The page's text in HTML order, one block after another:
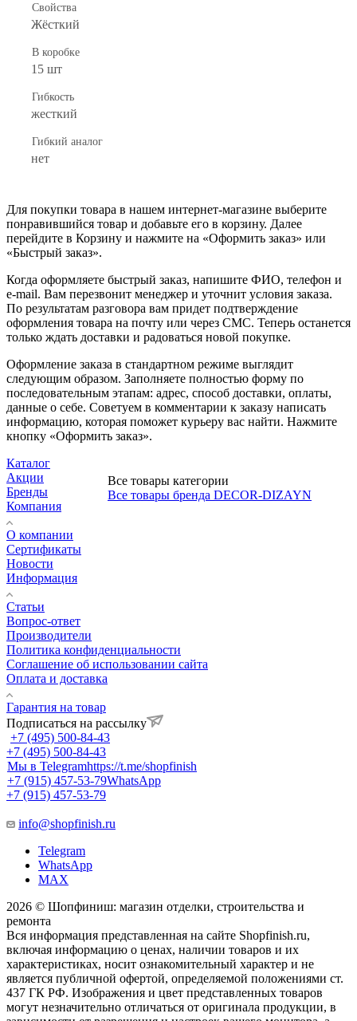
Свойства
Жёсткий
В коробке
15 шт
Гибкость
жесткий
Гибкий аналог
нет
Для покупки товара в нашем интернет-магазине выберите
понравившийся товар и добавьте его в корзину. Далее
перейдите в Корзину и нажмите на «Оформить заказ» или
«Быстрый заказ».
Когда оформляете быстрый заказ, напишите ФИО, телефон и
e-mail. Вам перезвонит менеджер и уточнит условия заказа.
По результатам разговора вам придет подтверждение
оформления товара на почту или через СМС. Теперь останется
только ждать доставки и радоваться новой покупке.
Оформление заказа в стандартном режиме выглядит
следующим образом. Заполняете полностью форму по
последовательным этапам: адрес, способ доставки, оплаты,
данные о себе. Советуем в комментарии к заказу написать
информацию, которая поможет курьеру вас найти. Нажмите
кнопку «Оформить заказ».
Все товары категории
Все товары бренда DECOR-DIZAYN
Каталог
Акции
Бренды
Компания
О компании
Сертификаты
Новости
Информация
Статьи
Вопрос-ответ
Производители
Политика конфиденциальности
Соглашение об использовании сайта
Оплата и доставка
Гарантия на товар
Подписаться на рассылку
+7 (495) 500-84-43
+7 (495) 500-84-43
Мы в Telegramhttps://t.me/shopfinish
+7 (915) 457-53-79WhatsApp
+7 (915) 457-53-79
info@shopfinish.ru
Telegram
WhatsApp
MAX
2026 © Шопфиниш: магазин отделки, строительства и
ремонта
Вся информация представленная на сайте Shopfinish.ru,
включая информацию о ценах, наличии товаров и их
характеристиках, носит ознакомительный характер и не
является публичной офертой, определяемой положениями ст.
437 ГК РФ. Изображения и цвет представленных товаров
могут незначительно отличаться от оригинала продукции, в